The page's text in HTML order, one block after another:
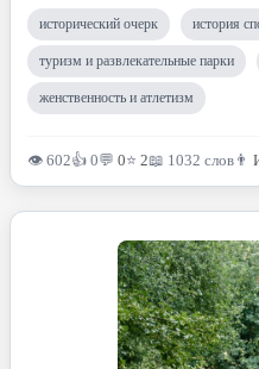
исторический очерк история
туризм и развлекательные парки
женственность и атлетизм
👁 602👍 0💬 0⭐ 2📖 1032 слов 👨